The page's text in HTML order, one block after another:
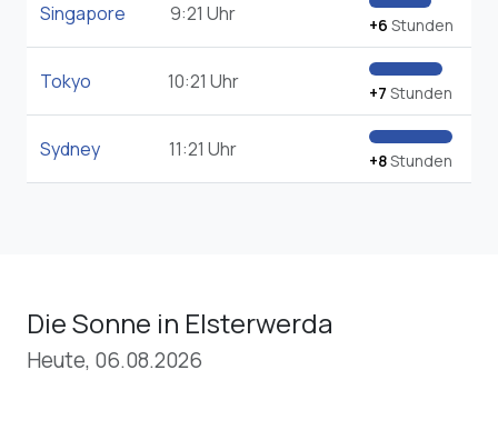
Singapore 9:21 Uhr +6 Stunden
Tokyo 10:21 Uhr +7 Stunden
Sydney 11:21 Uhr +8Stunden
Die Sonne in Elsterwerda
Heute, 06.08.2026